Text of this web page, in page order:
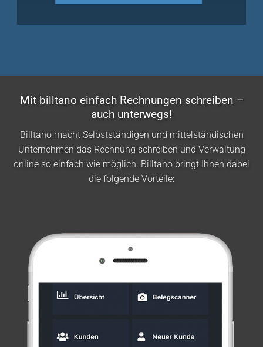
Mit billtano einfach Rechnungen schreiben –
auch unterwegs!
Billtano macht Selbstständigen und mittelständischen
Unternehmen das Rechnung schreiben und Verwaltung
online so einfach wie möglich. Billtano bringt Ihnen dabei
die folgende Vorteile: